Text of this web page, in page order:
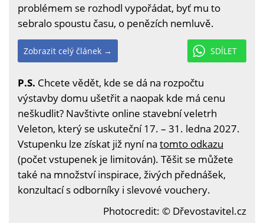
problémem se rozhodl vypořádat, byť mu to
sebralo spoustu času, o penězích nemluvě.
SDÍLET
Zobrazit celý článek →
P.S. Chcete vědět, kde se dá na rozpočtu
výstavby domu ušetřit a naopak kde má cenu
neškudlit? Navštivte online stavební veletrh
Veleton, který se uskuteční 17. – 31. ledna 2027.
Vstupenku lze získat již nyní na tomto odkazu
(počet vstupenek je limitován). Těšit se můžete
také na množství inspirace, živých přednášek,
konzultací s odborníky i slevové vouchery.
Photocredit: © Dřevostavitel.cz